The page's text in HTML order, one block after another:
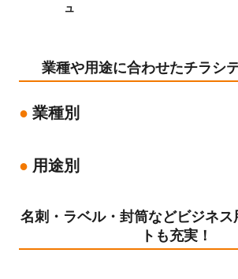
ュ
業種や用途に合わせたチラシ
業種別
用途別
名刺・ラベル・封筒などビジネ
トも充実！